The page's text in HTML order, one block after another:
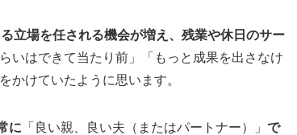
立場を任される機会が増え、残業や休日のサー
らいはできて当たり前」「もっと成果を出さなけ
かけていたように思います。
に 「良い親、良い夫（またはパートナー）」で